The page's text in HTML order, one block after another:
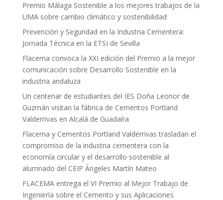
Premio Málaga Sostenible a los mejores trabajos de la
UMA sobre cambio climático y sostenibilidad
Prevención y Seguridad en la Industria Cementera:
Jornada Técnica en la ETSI de Sevilla
Flacema convoca la XXI edición del Premio a la mejor
comunicación sobre Desarrollo Sostenible en la
industria andaluza
Un centenar de estudiantes del IES Doña Leonor de
Guzmán visitan la fábrica de Cementos Portland
Valderrivas en Alcalá de Guadaíra
Flacema y Cementos Portland Valderrivas trasladan el
compromiso de la industria cementera con la
economía circular y el desarrollo sostenible al
alumnado del CEIP Ángeles Martín Mateo
FLACEMA entrega el VI Premio al Mejor Trabajo de
Ingeniería sobre el Cemento y sus Aplicaciones